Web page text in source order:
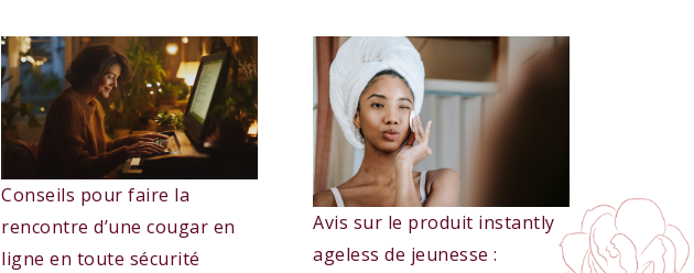
Conseils pour faire la
rencontre d’une cougar en
ligne en toute sécurité
Avis sur le produit instantly
ageless de jeunesse :